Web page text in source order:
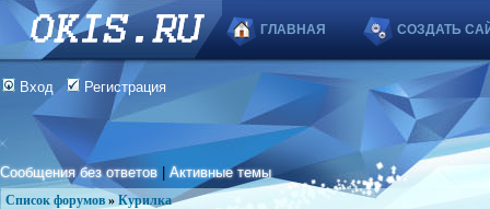
ГЛАВНАЯ СОЗДАТЬ
Вход Регистрация
Сообщения без ответов |Активные темы
Список форумов » Курилка